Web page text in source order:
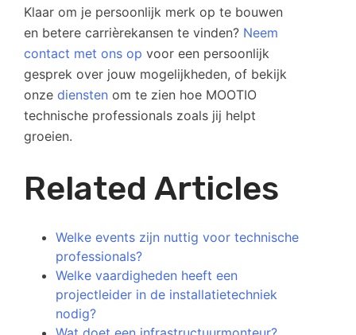
Klaar om je persoonlijk merk op te bouwen
en betere carrièrekansen te vinden? Neem
contact met ons op voor een persoonlijk
gesprek over jouw mogelijkheden, of bekijk
onze diensten om te zien hoe MOOTIO
technische professionals zoals jij helpt
groeien.
Related Articles
Welke events zijn nuttig voor technische
professionals?
Welke vaardigheden heeft een
projectleider in de installatietechniek
nodig?